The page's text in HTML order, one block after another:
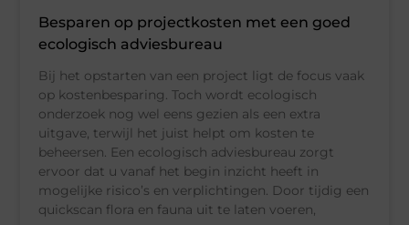
Besparen op projectkosten met een goed
ecologisch adviesbureau
Bij het opstarten van een project ligt de focus vaak
op kostenbesparing. Toch wordt ecologisch
onderzoek nog wel eens gezien als een extra
uitgave, terwijl het juist helpt om kosten te
beheersen. Een ecologisch adviesbureau zorgt
ervoor dat u vanaf het begin inzicht heeft in
mogelijke risico’s en verplichtingen. Door tijdig een
quickscan flora en fauna uit te laten voeren,